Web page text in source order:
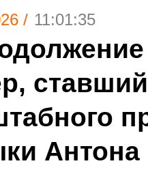
/ 11:01:35